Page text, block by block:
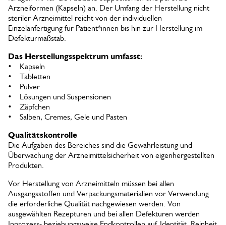
Arzneiformen (Kapseln) an. Der Umfang der Herstellung nicht
steriler Arzneimittel reicht von der individuellen
Einzelanfertigung für Patient*innen bis hin zur Herstellung im
Defekturmaßstab.
Das Herstellungsspektrum umfasst:
• Kapseln
• Tabletten
• Pulver
• Lösungen und Suspensionen
• Zäpfchen
• Salben, Cremes, Gele und Pasten
Qualitätskontrolle
Die Aufgaben des Bereiches sind die Gewährleistung und
Überwachung der Arzneimittelsicherheit von eigenhergestellten
Produkten.
Vor Herstellung von Arzneimitteln müssen bei allen
Ausgangsstoffen und Verpackungsmaterialien vor Verwendung
die erforderliche Qualität nachgewiesen werden. Von
ausgewählten Rezepturen und bei allen Defekturen werden